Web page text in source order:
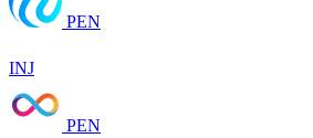
PEN
INJ
PEN